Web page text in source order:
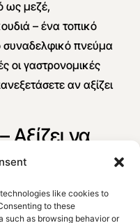
like cookies to
to these
such as browsing behavior or
ως μεζέ,
– ένα τοπικό
πνεύμα
οι γαστρονομικές
αν αξίζει
– Αξίζει να
της επίσκεψης στην
των ανθρώπων